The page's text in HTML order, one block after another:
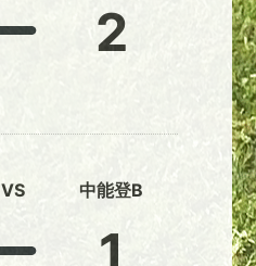
2
VS 中能登B
1